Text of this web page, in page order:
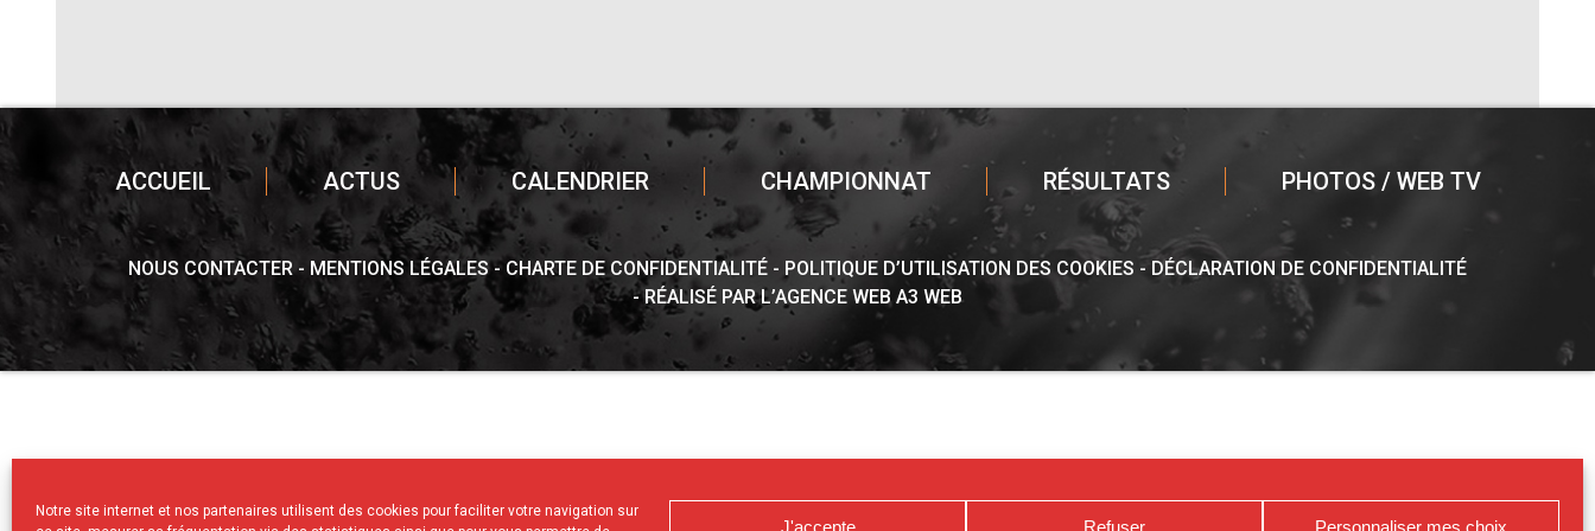
Notre site internet et nos partenaires utilisent des cookies pour faciliter votre navigation sur
J'accepte Refuser Personnaliser mes choix
ACCUEIL ACTUS CALENDRIER CHAMPIONNAT RÉSULTATS PHOTOS / WEB TV
NOUS CONTACTER MENTIONS LÉGALES CHARTE DE CONFIDENTIALITÉ POLITIQUE D’UTILISATION DES COOKIES
DÉCLARATION DE CONFIDENTIALITÉ
RÉALISÉ PAR L’AGENCE WEB A3 WEB